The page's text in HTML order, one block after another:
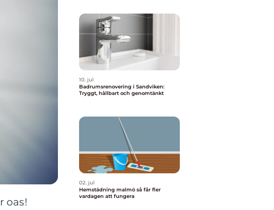
oas!
10. jul
Badrumsrenovering i Sandviken:
Tryggt, hållbart och genomtänkt
02. jul
Hemstädning malmö så får fler
vardagen att fungera